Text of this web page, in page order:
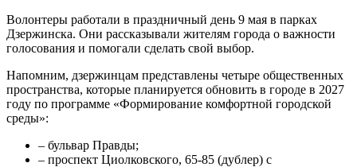
Волонтеры работали в праздничный день 9 мая в парках
Дзержинска. Они рассказывали жителям города о важности
голосования и помогали сделать свой выбор.
Напомним, дзержинцам представлены четыре общественных
пространства, которые планируется обновить в городе в 2027
году по программе «Формирование комфортной городской
среды»:
– бульвар Правды;
– проспект Циолковского, 65-85 (дублер) с